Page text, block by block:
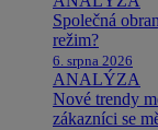
Společná
režim?
6. srpna 2026
ANALÝZA
Nové trendy
zákazníci se